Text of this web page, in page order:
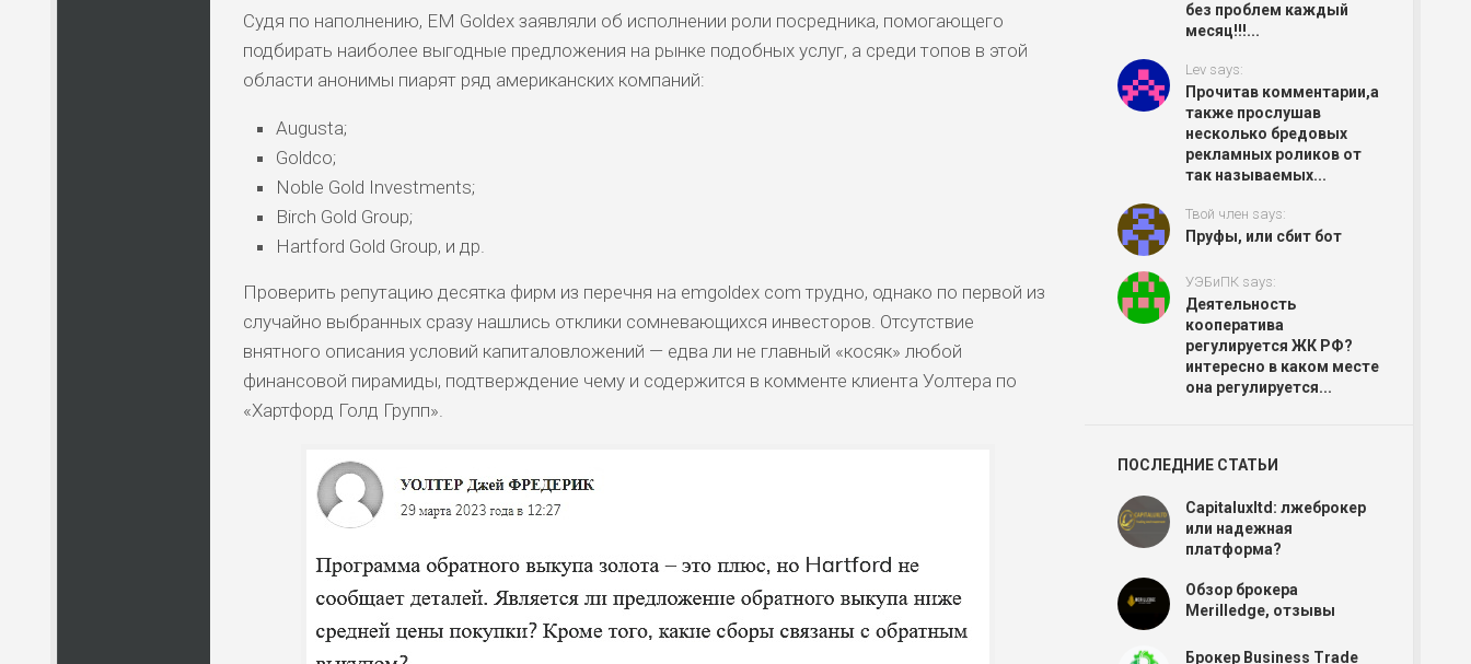
Судя по наполнению, EM Goldex заявляли об исполнении роли посредника, помогающего
подбирать наиболее выгодные предложения на рынке подобных услуг, а среди топов в этой
области анонимы пиарят ряд американских компаний:
Augusta;
Goldco;
Noble Gold Investments;
Birch Gold Group;
Hartford Gold Group, и др.
Проверить репутацию десятка фирм из перечня на emgoldex com трудно, однако по первой из
случайно выбранных сразу нашлись отклики сомневающихся инвесторов. Отсутствие
внятного описания условий капиталовложений — едва ли не главный «косяк» любой
финансовой пирамиды, подтверждение чему и содержится в комменте клиента Уолтера по
«Хартфорд Голд Групп».
без проблем каждый
месяц!!!...
Lev says:
Прочитав комментарии,а
также прослушав
несколько бредовых
рекламных роликов от
так называемых...
Твой член says:
Пруфы, или сбит бот
УЭБиПК says:
Деятельность
кооператива
регулируется ЖК РФ?
интересно в каком месте
она регулируется...
ПОСЛЕДНИЕ СТАТЬИ
Capitaluxltd: лжеброкер
или надежная
платформа?
Обзор брокера
Merilledge, отзывы
Брокер Business Trade